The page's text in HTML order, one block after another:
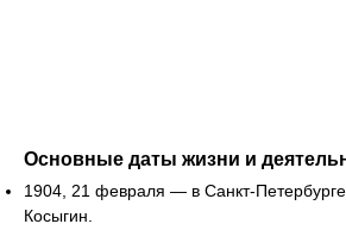
Основные даты жизни и
1904, 21 февраля — в Санкт-
Косыгин.